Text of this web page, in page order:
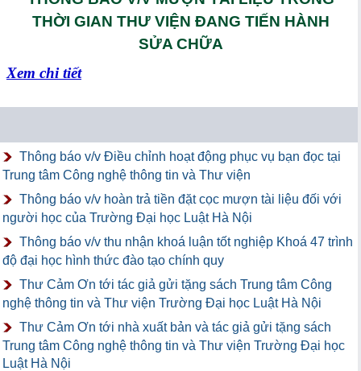
THỜI GIAN THƯ VIỆN ĐANG TIẾN HÀNH
SỬA CHỮA
Xem chi tiết
Thông báo v/v Điều chỉnh hoạt động phục vụ bạn đọc tại
Trung tâm Công nghệ thông tin và Thư viện
Thông báo v/v hoàn trả tiền đặt cọc mượn tài liệu đối với
người học của Trường Đại học Luật Hà Nội
Thông báo v/v thu nhận khoá luận tốt nghiệp Khoá 47 trình
độ đại học hình thức đào tạo chính quy
Thư Cảm Ơn tới tác giả gửi tặng sách Trung tâm Công
nghệ thông tin và Thư viện Trường Đại học Luật Hà Nội
Thư Cảm Ơn tới nhà xuất bản và tác giả gửi tặng sách
Trung tâm Công nghệ thông tin và Thư viện Trường Đại học
Luật Hà Nội